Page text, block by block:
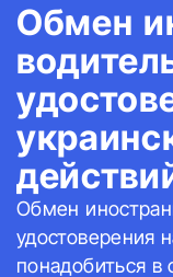
Обмен
Обмен
удостоверения
понадобиться в